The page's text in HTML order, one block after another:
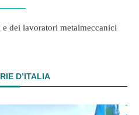
dei lavoratori metalmeccanici
D’ITALIA